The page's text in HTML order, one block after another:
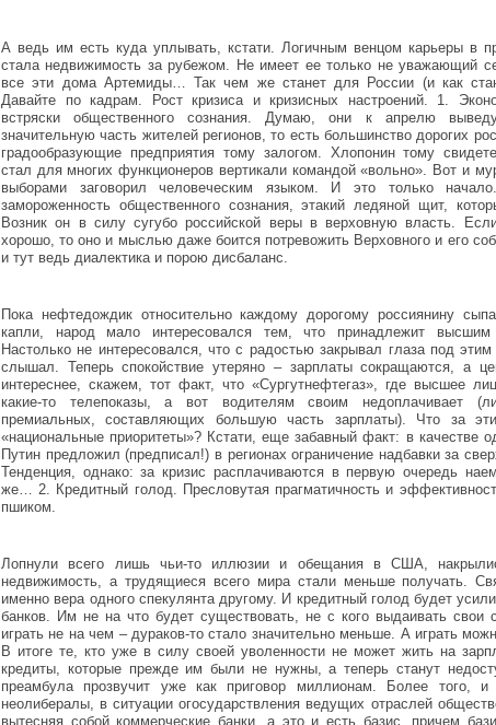
А ведь им есть куда уплывать, кстати. Логичным венцом карьеры в
стала недвижимость за рубежом. Не имеет ее только не уважающий
все эти дома Артемиды… Так чем же станет для России (и как
Давайте по кадрам. Рост кризиса и кризисных настроений. 1.
встряски общественного сознания. Думаю, они к апрелю
значительную часть жителей регионов, то есть большинство дорогих
градообразующие предприятия тому залогом. Хлопонин тому
стал для многих функционеров вертикали командой «вольно». Вот и
выборами заговорил человеческим языком. И это только
замороженность общественного сознания, этакий ледяной щит,
Возник он в силу сугубо российской веры в верховную власть.
хорошо, то оно и мыслью даже боится потревожить Верховного и его
и тут ведь диалектика и порою дисбаланс.
Пока нефтедождик относительно каждому дорогому россиянину
капли, народ мало интересовался тем, что принадлежит высшим
Настолько не интересовался, что с радостью закрывал глаза под
слышал. Теперь спокойствие утеряно – зарплаты сокращаются, а
интереснее, скажем, тот факт, что «Сургутнефтегаз», где высшее
какие-то телепоказы, а вот водителям своим недоплачивает
премиальных, составляющих большую часть зарплаты). Что за
«национальные приоритеты»? Кстати, еще забавный факт: в качестве
Путин предложил (предписал!) в регионах ограничение надбавки за
Тенденция, однако: за кризис расплачиваются в первую очередь
же… 2. Кредитный голод. Пресловутая прагматичность и
пшиком.
Лопнули всего лишь чьи-то иллюзии и обещания в США,
недвижимость, а трудящиеся всего мира стали меньше получать.
именно вера одного спекулянта другому. И кредитный голод будет
банков. Им не на что будет существовать, не с кого выдаивать свои
играть не на чем – дураков-то стало значительно меньше. А играть
В итоге те, кто уже в силу своей уволенности не может жить на
кредиты, которые прежде им были не нужны, а теперь станут
преамбула прозвучит уже как приговор миллионам. Более того,
неолибералы, в ситуации огосударствления ведущих отраслей
вытесняя собой коммерческие банки, а это и есть базис, причем